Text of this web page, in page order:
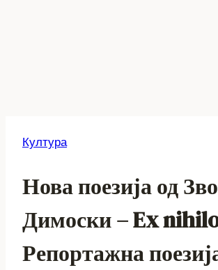
Култура
Нова поезија од
Димоски – Ex
Репортажна